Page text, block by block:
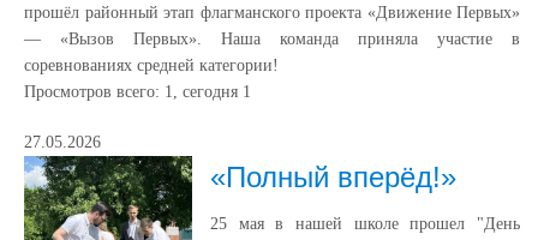
прошёл районный этап флагманского проекта «Движение Первых»
— «Вызов Первых». Наша команда приняла участие в
соревнованиях средней категории!
Просмотров всего: 1, сегодня 1
27.05.2026
«Полный вперёд!»
25 мая в нашей школе прошел "День